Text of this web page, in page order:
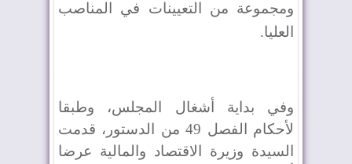
ومجموعة من التعيينات في المناصب
العليا.
وفي بداية أشغال المجلس، وطبقا
لأحكام الفصل 49 من الدستور، قدمت
السيدة وزيرة الاقتصاد والمالية عرضا